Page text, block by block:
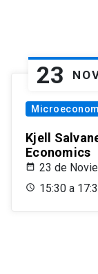
23
Kjell
Economics
23 de
15:30 a